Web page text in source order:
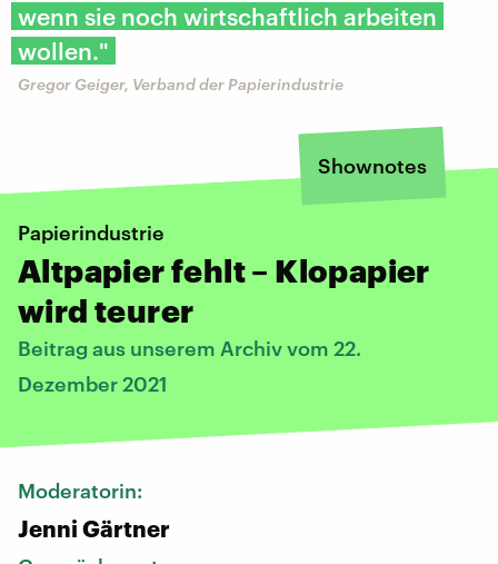
wenn sie noch wirtschaftlich arbeiten
wollen."
Gregor Geiger, Verband der Papierindustrie
Shownotes
Papierindustrie
Altpapier fehlt – Klopapier
wird teurer
Beitrag aus unserem Archiv vom 22.
Dezember 2021
Moderatorin:
Jenni Gärtner